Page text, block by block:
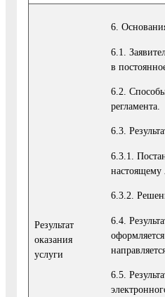
Результат
оказания
услуги
6.
6.1.
в
6.2.
регламента.
6.3.
6.3.1.
настоящему
6.3.2.
6.4.
6.5.